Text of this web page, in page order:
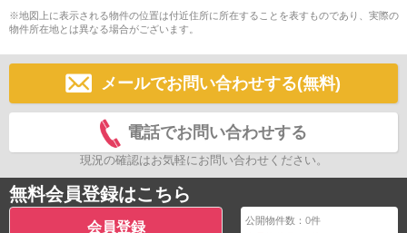
※地図上に表示される物件の位置は付近住所に所在することを表すものであり、実際の
物件所在地とは異なる場合がございます。
メールでお問い合わせする(無料)
電話でお問い合わせする
現況の確認はお気軽にお問い合わせください。
無料会員登録はこちら
会員登録 公開物件数：0件